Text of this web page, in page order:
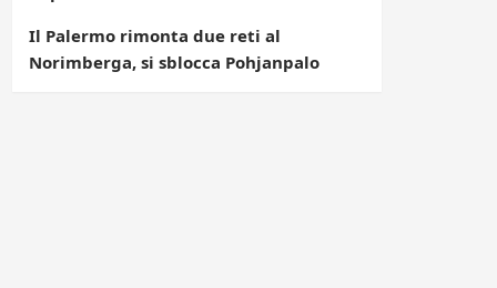
Il Palermo rimonta due reti al
Norimberga, si sblocca Pohjanpalo